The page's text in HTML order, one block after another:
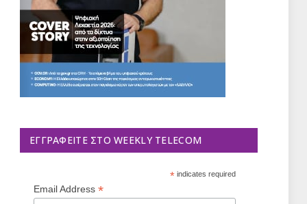
ΕΓΓΡΑΦΕΊΤΕ ΣΤΟ WEEKLY TELECOM
*indicates required
Email Address *